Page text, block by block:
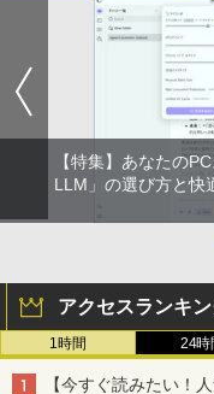
￥
見
On
￥
【
ET
￥
by
art
￥
異
エー
￥
ク
￥
|
(
B
o
B
3
【特集】あなたの
LLM」の選び方と快
アクセスランキ
1時間 24時
【今すぐ読みたい！